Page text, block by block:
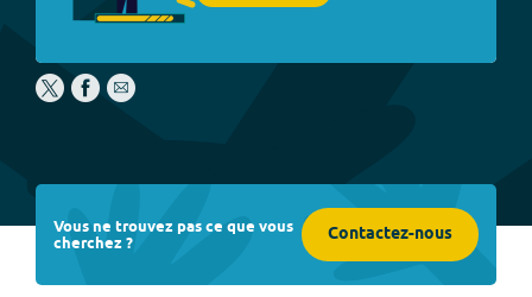
Vous ne trouvez pas ce que vous
cherchez ? Contactez-nous